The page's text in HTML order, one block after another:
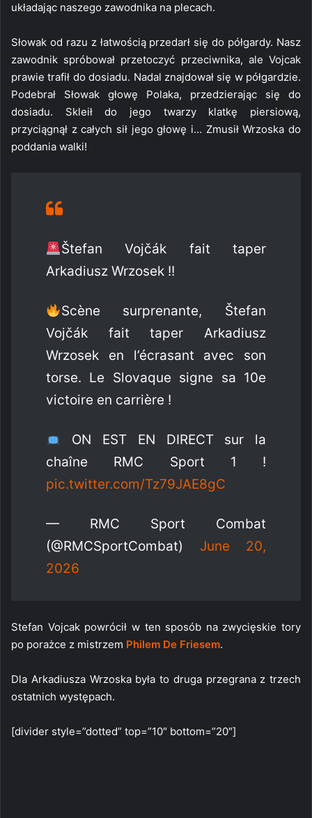
układając naszego zawodnika na plecach.
Słowak od razu z łatwością przedarł się do półgardy. Nasz
zawodnik spróbował przetoczyć przeciwnika, ale Vojcak
prawie trafił do dosiadu. Nadal znajdował się w półgardzie.
Podebrał Słowak głowę Polaka, przedzierając się do
dosiadu. Skleił do jego twarzy klatkę piersiową,
przyciągnął z całych sił jego głowę i… Zmusił Wrzoska do
poddania walki!
Štefan Vojčák fait taper
Arkadiusz Wrzosek !!
Scène surprenante, Štefan
Vojčák fait taper Arkadiusz
Wrzosek en l’écrasant avec son
torse. Le Slovaque signe sa 10e
victoire en carrière !
ON EST EN DIRECT sur la
chaîne RMC Sport 1 !
pic.twitter.com/Tz79JAE8gC
— RMC Sport Combat
(@RMCSportCombat) June 20,
2026
Stefan Vojcak powrócił w ten sposób na zwycięskie tory
po porażce z mistrzem Philem De Friesem.
Dla Arkadiusza Wrzoska była to druga przegrana z trzech
ostatnich występach.
[divider style=”dotted” top=”10″ bottom=”20″]